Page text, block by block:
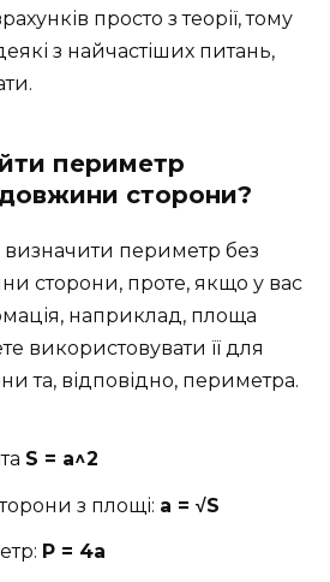
просто з теорії, тому
з найчастіших питань,
периметр
сторони?
периметр без
сторони, проте, якщо у вас
наприклад, площа
використовувати її для
та, відповідно, периметра.
S = a^2
з площі: a = √S
P = 4a